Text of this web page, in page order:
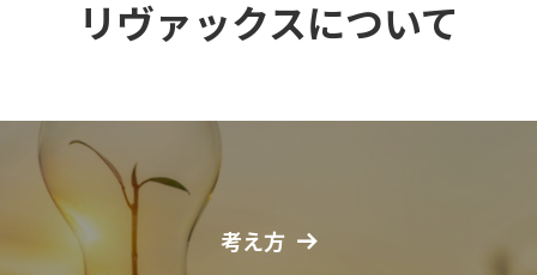
リヴァックスについて
考え方